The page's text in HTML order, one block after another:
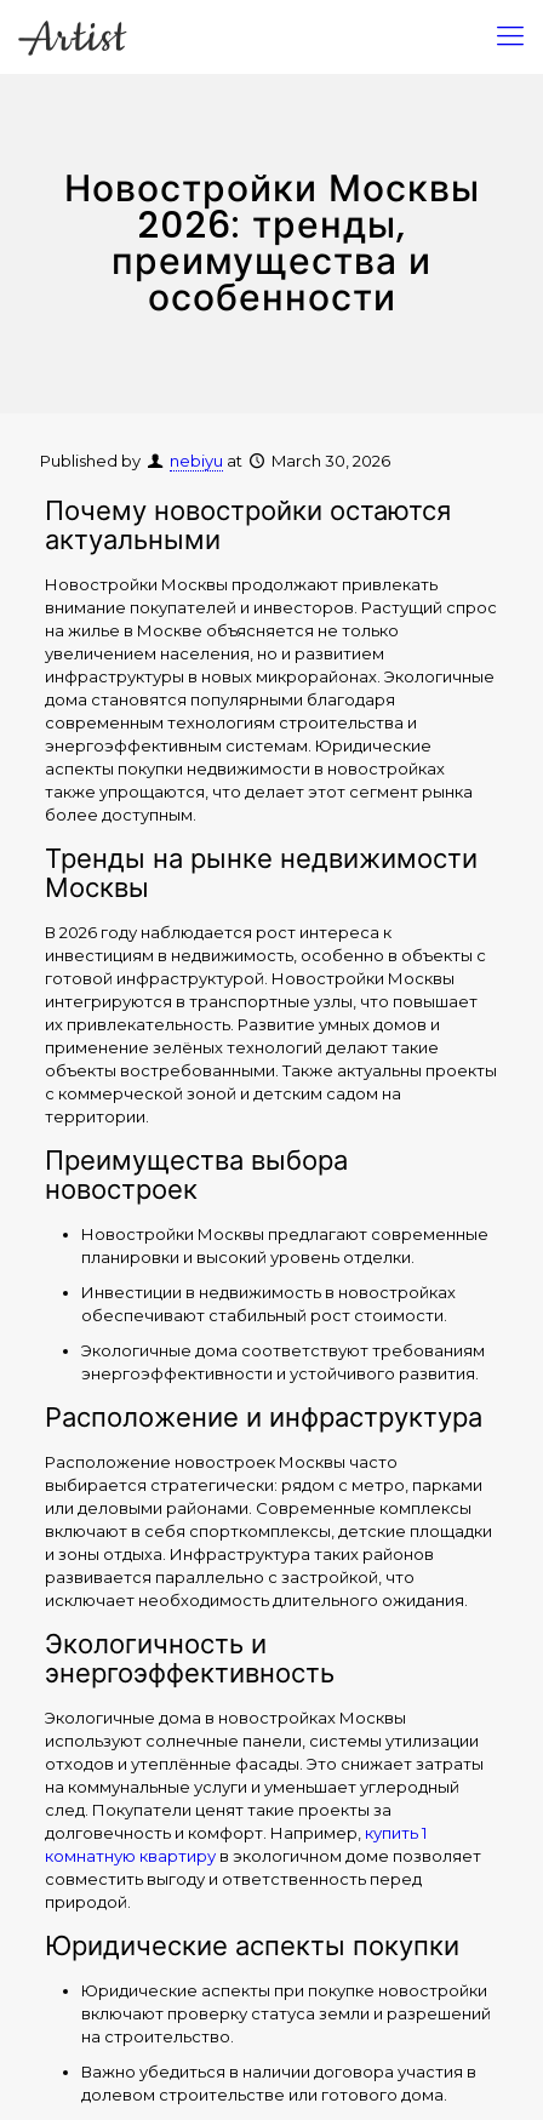
Новостройки Москвы
2026: тренды,
преимущества и
особенности
Published by nebiyu at March 30, 2026
Почему новостройки остаются
актуальными
Новостройки Москвы продолжают привлекать
внимание покупателей и инвесторов. Растущий спрос
на жилье в Москве объясняется не только
увеличением населения, но и развитием
инфраструктуры в новых микрорайонах. Экологичные
дома становятся популярными благодаря
современным технологиям строительства и
энергоэффективным системам. Юридические
аспекты покупки недвижимости в новостройках
также упрощаются, что делает этот сегмент рынка
более доступным.
Тренды на рынке недвижимости
Москвы
В 2026 году наблюдается рост интереса к
инвестициям в недвижимость, особенно в объекты с
готовой инфраструктурой. Новостройки Москвы
интегрируются в транспортные узлы, что повышает
их привлекательность. Развитие умных домов и
применение зелёных технологий делают такие
объекты востребованными. Также актуальны проекты
с коммерческой зоной и детским садом на
территории.
Преимущества выбора
новостроек
Новостройки Москвы предлагают современные
планировки и высокий уровень отделки.
Инвестиции в недвижимость в новостройках
обеспечивают стабильный рост стоимости.
Экологичные дома соответствуют требованиям
энергоэффективности и устойчивого развития.
Расположение и инфраструктура
Расположение новостроек Москвы часто
выбирается стратегически: рядом с метро, парками
или деловыми районами. Современные комплексы
включают в себя спорткомплексы, детские площадки
и зоны отдыха. Инфраструктура таких районов
развивается параллельно с застройкой, что
исключает необходимость длительного ожидания.
Экологичность и
энергоэффективность
Экологичные дома в новостройках Москвы
используют солнечные панели, системы утилизации
отходов и утеплённые фасады. Это снижает затраты
на коммунальные услуги и уменьшает углеродный
след. Покупатели ценят такие проекты за
долговечность и комфорт. Например, купить 1
комнатную квартирув экологичном доме позволяет
совместить выгоду и ответственность перед
природой.
Юридические аспекты покупки
Юридические аспекты при покупке новостройки
включают проверку статуса земли и разрешений
на строительство.
Важно убедиться в наличии договора участия в
долевом строительстве или готового дома.